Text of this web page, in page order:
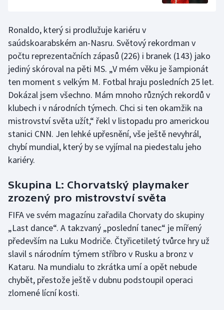
Ronaldo, který si prodlužuje kariéru v
saúdskoarabském an-Nasru. Světový rekordman v
počtu reprezentačních zápasů (226) i branek (143) jako
jediný skóroval na pěti MS. „V mém věku je šampionát
ten moment s velkým M. Fotbal hraju posledních 25 let.
Dokázal jsem všechno. Mám mnoho různých rekordů v
klubech i v národních týmech. Chci si ten okamžik na
mistrovství světa užít,“ řekl v listopadu pro americkou
stanici CNN. Jen lehké upřesnění, vše ještě nevyhrál,
chybí mundial, který by se vyjímal na piedestalu jeho
kariéry.
Skupina L: Chorvatský playmaker
zrozený pro mistrovství světa
FIFA ve svém magazínu zařadila Chorvaty do skupiny
„Last dance“. A takzvaný „poslední tanec“ je mířený
především na Luku Modriče. Čtyřicetiletý tvůrce hry už
slavil s národním týmem stříbro v Rusku a bronz v
Kataru. Na mundialu to zkrátka umí a opět nebude
chybět, přestože ještě v dubnu podstoupil operaci
zlomené lícní kosti.